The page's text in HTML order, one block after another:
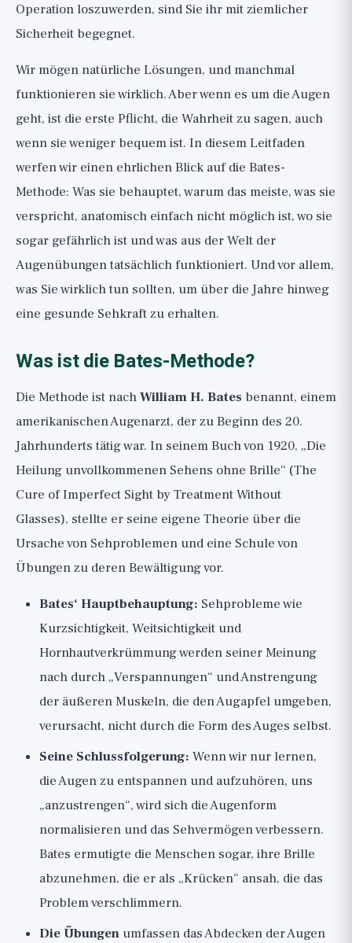
Die faire Nuance: Wann Augenübungen
tatsächlich funktionieren
Was die Augen und das Sehvermögen
wirklich schützt
Wichtige Warnung: Sehen ist kein Spiel
Fazit
Operation loszuwerden, sind Sie ihr mit ziemlicher
Sicherheit begegnet.
Wir mögen natürliche Lösungen, und manchmal
funktionieren sie wirklich. Aber wenn es um die Augen
geht, ist die erste Pflicht, die Wahrheit zu sagen, auch
wenn sie weniger bequem ist. In diesem Leitfaden
werfen wir einen ehrlichen Blick auf die Bates-
Methode: Was sie behauptet, warum das meiste, was sie
verspricht, anatomisch einfach nicht möglich ist, wo sie
sogar gefährlich ist und was aus der Welt der
Augenübungen tatsächlich funktioniert. Und vor allem,
was Sie wirklich tun sollten, um über die Jahre hinweg
eine gesunde Sehkraft zu erhalten.
Was ist die Bates-Methode?
Die Methode ist nachWilliam H. Bates benannt, einem
amerikanischen Augenarzt, der zu Beginn des 20.
Jahrhunderts tätig war. In seinem Buch von 1920, „Die
Heilung unvollkommenen Sehens ohne Brille“ (The
Cure of Imperfect Sight by Treatment Without
Glasses), stellte er seine eigene Theorie über die
Ursache von Sehproblemen und eine Schule von
Übungen zu deren Bewältigung vor.
Bates‘ Hauptbehauptung: Sehprobleme wie
Kurzsichtigkeit, Weitsichtigkeit und
Hornhautverkrümmung werden seiner Meinung
nach durch „Verspannungen“ und Anstrengung
der äußeren Muskeln, die den Augapfel umgeben,
verursacht, nicht durch die Form des Auges selbst.
Seine Schlussfolgerung: Wenn wir nur lernen,
die Augen zu entspannen und aufzuhören, uns
„anzustrengen“, wird sich die Augenform
normalisieren und das Sehvermögen verbessern.
Bates ermutigte die Menschen sogar, ihre Brille
abzunehmen, die er als „Krücken“ ansah, die das
Problem verschlimmern.
Die Übungen umfassen das Abdecken der Augen